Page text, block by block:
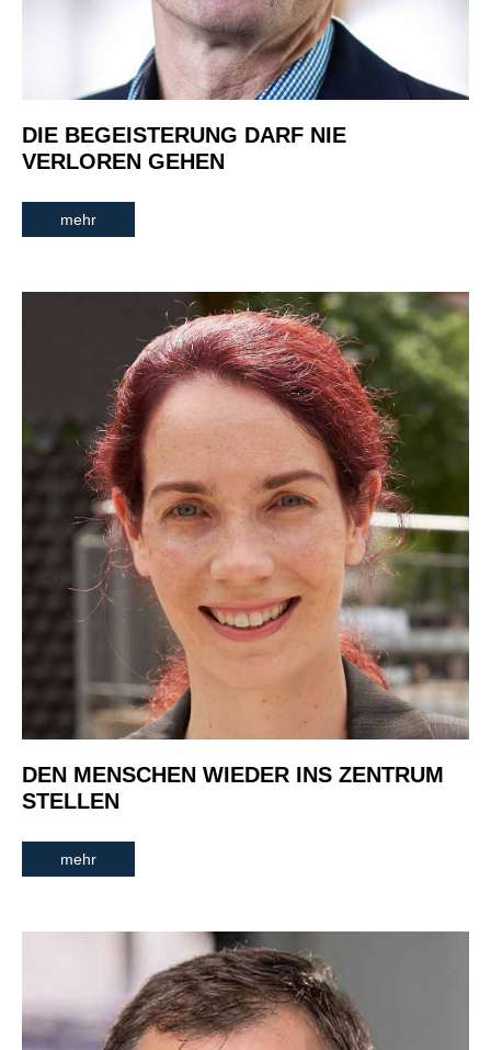
DIE BEGEISTERUNG DARF NIE
VERLOREN GEHEN
mehr
DEN MENSCHEN WIEDER INS ZENTRUM
STELLEN
mehr